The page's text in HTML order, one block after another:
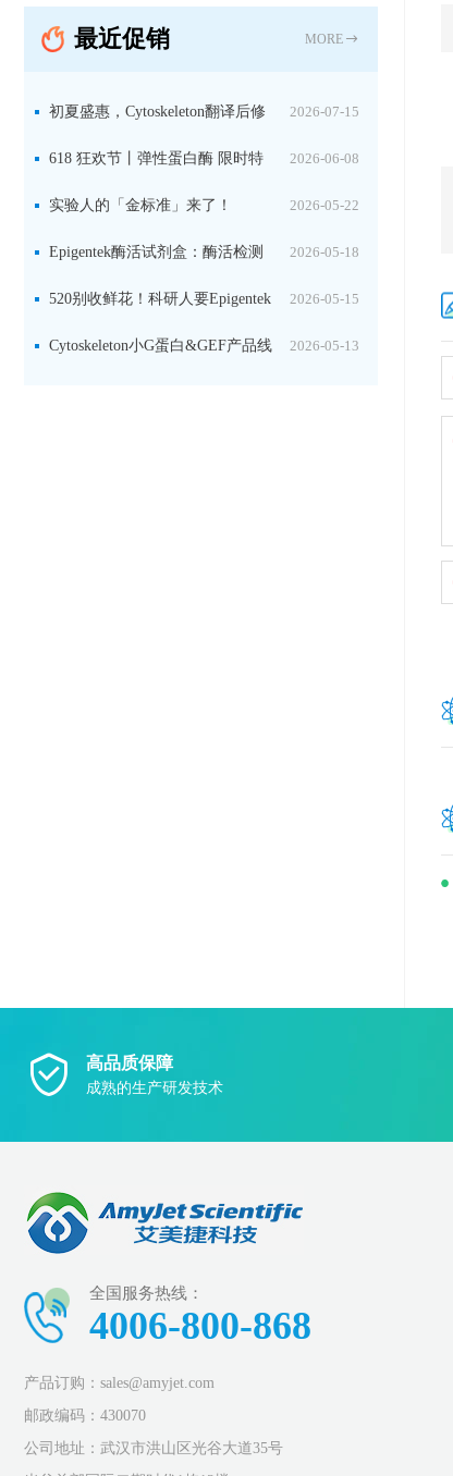
固定关键酶
最近促销 MORE
2026-07-15
初夏盛惠，Cytoskeleton翻译后修
饰（PTM）产品线放价啦！ 2026-06-08
618 狂欢节丨弹性蛋白酶 限时特
惠 2026-05-22
实验人的「金标准」来了！
Jackson 二抗精选限时一口价，手慢无！2026-05-18
Epigentek酶活试剂盒：酶活检测
+抑制剂筛选双赋能，下单即赠京东卡2026-05-15
520别收鲜花！科研人要Epigentek
试剂盒+京东卡！ 2026-05-13
Cytoskeleton小G蛋白&GEF产品线
高品质保障
成熟的生产研发技术
全国服务热线：
4006-800-868
产品订购：sales@amyjet.com
邮政编码：430070
公司地址：武汉市洪山区光谷大道35号